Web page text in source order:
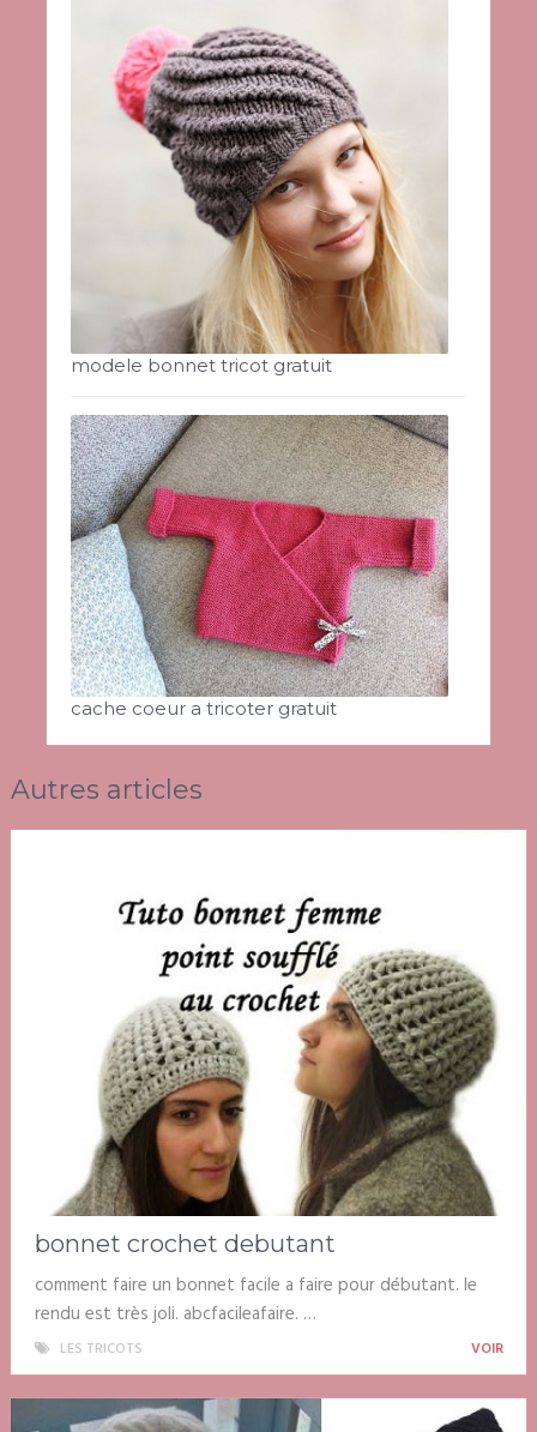
modele bonnet tricot gratuit
cache coeur a tricoter gratuit
Autres articles
bonnet crochet debutant
comment faire un bonnet facile a faire pour débutant. le
rendu est très joli. abcfacileafaire. …
LES TRICOTS VOIR